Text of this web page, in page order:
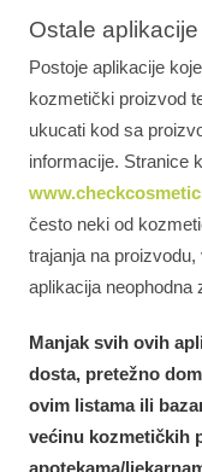
Ostale aplikacije
Postoje aplikacije
kozmetički proizvod
ukucati kod sa
informacije. Stranice
često neki od
trajanja na
aplikacija neophodna
Manjak svih ovih
dosta, pretežno
ovim listama ili
većinu kozmetičkih
apotekama/